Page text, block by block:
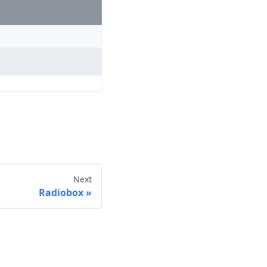
Next
Radiobox